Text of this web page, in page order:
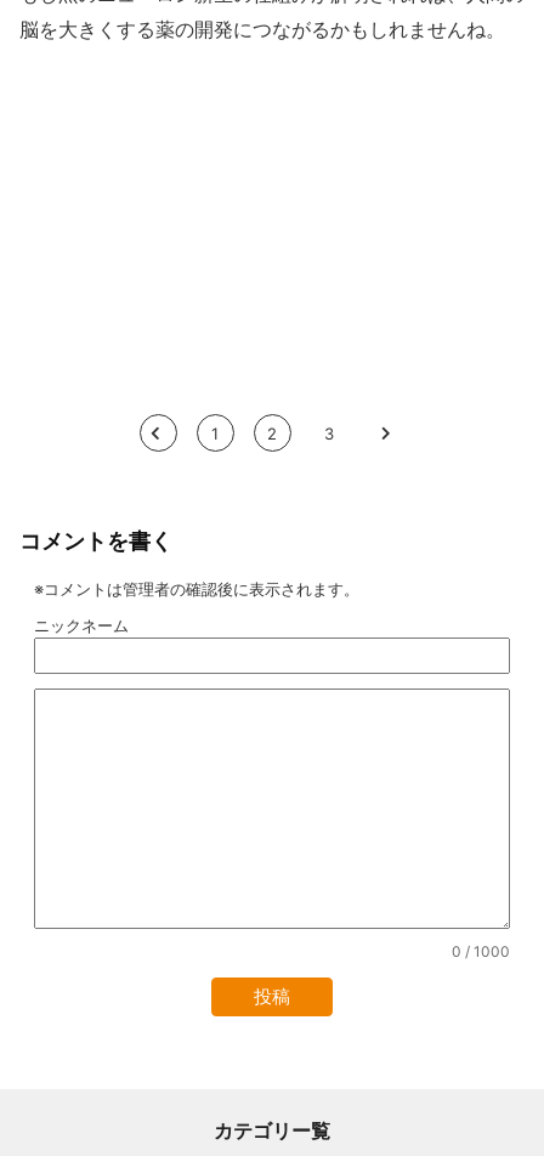
脳を大きくする薬の開発につながるかもしれませんね。
< 1 2 3 >
コメントを書く
※コメントは管理者の確認後に表示されます。
ニックネーム
0 / 1000
カテゴリー覧